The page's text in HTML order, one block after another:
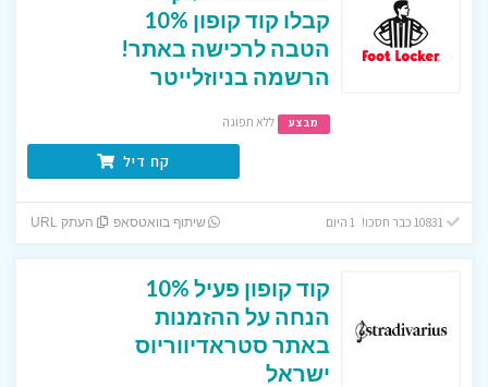
קבלו קוד קופון 10%
הטבה לרכישה באתר!
הרשמה בניוזלייטר
מבצע ללא תפוגה
קח דיל
שיתוף בוואטסאפ העתק URL
קוד קופון פעיל 10%
הנחה על ההזמנות
באתר סטראדיווריוס
ישראל